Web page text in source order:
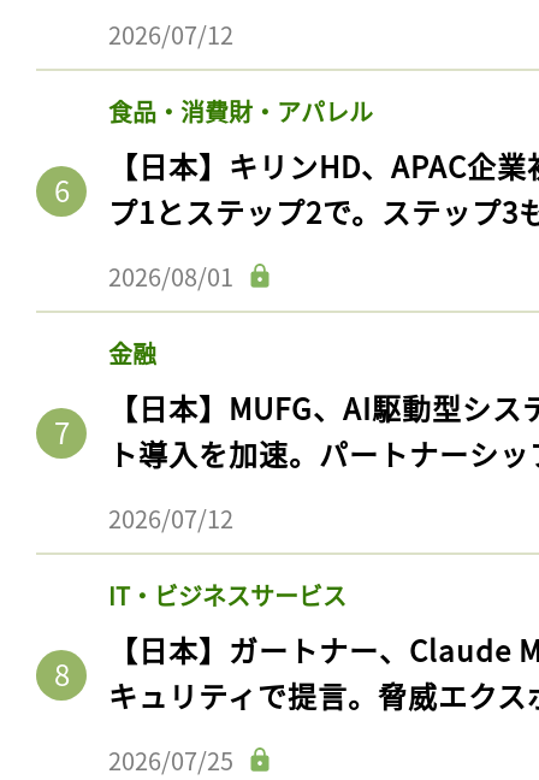
2026/07/12
食品・消費財・アパレル
【日本】キリンHD、APAC企
プ1とステップ2で。ステップ3
2026/08/01
金融
【日本】MUFG、AI駆動型シ
ト導入を加速。パートナーシ
2026/07/12
IT・ビジネスサービス
【日本】ガートナー、Claude
キュリティで提言。脅威エク
2026/07/25